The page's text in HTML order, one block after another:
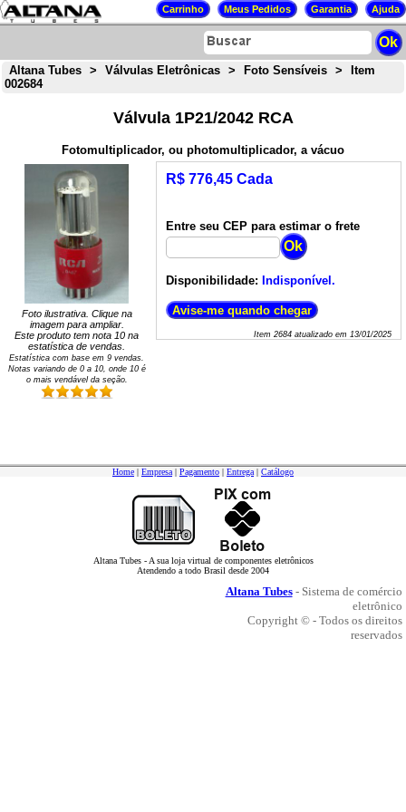
Altana Tubes > Válvulas Eletrônicas > Foto Sensíveis >
Item
002684
Válvula 1P21/2042 RCA
Fotomultiplicador, ou photomultiplicador, a vácuo
Foto ilustrativa. Clique na
imagem para ampliar.
Este produto tem nota 10 na
estatística de vendas.
Estatística com base em 9 vendas.
Notas variando de 0a 10, onde 10 é
o mais vendável da seção.
R$ 776,45 Cada
Entre seu CEP para estimar o frete
Disponibilidade: Indisponível.
Item 2684atualizado em 13/01/2025
Home | Empresa | Pagamento | Entrega | Catálogo
Altana Tubes - A sua loja virtual de componentes eletrônicos
Atendendo a todo Brasil desde 2004
Altana Tubes- Sistema de comércio
eletrônico
Copyright © - Todos os direitos
reservados